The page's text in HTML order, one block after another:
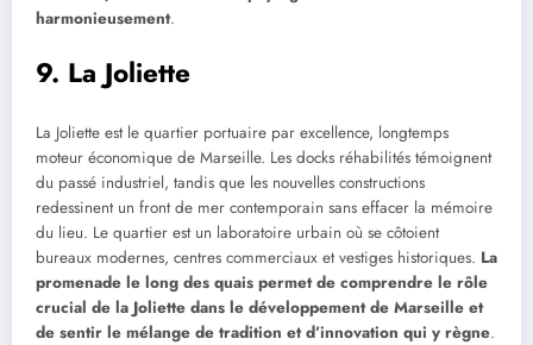
harmonieusement.
9. La Joliette
La Joliette est le quartier portuaire par excellence, longtemps
moteur économique de Marseille. Les docks réhabilités témoignent
du passé industriel, tandis que les nouvelles constructions
redessinent un front de mer contemporain sans effacer la mémoire
du lieu. Le quartier est un laboratoire urbain où se côtoient
bureaux modernes, centres commerciaux et vestiges historiques. La
promenade le long des quais permet de comprendre le rôle
crucial de la Joliette dans le développement de Marseille et
de sentir le mélange de tradition et d’innovation qui y règne.